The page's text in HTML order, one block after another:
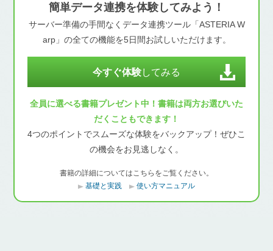
簡単データ連携を体験してみよう！
サーバー準備の手間なくデータ連携ツール「ASTERIA W
arp」の全ての機能を5日間お試しいただけます。
今すぐ体験してみる
全員に選べる書籍プレゼント中！書籍は両方お選びいた
だくこともできます！
4つのポイントでスムーズな体験をバックアップ！ぜひこ
の機会をお見逃しなく。
書籍の詳細についてはこちらをご覧ください。
基礎と実践
使い方マニュアル